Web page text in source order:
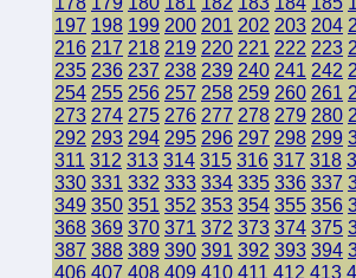
197 198 199 200 201 202 203 204
216 217 218 219 220 221 222 223
235 236 237 238 239 240 241 242
254 255 256 257 258 259 260 261
273 274 275 276 277 278 279 280
292 293 294 295 296 297 298 299
311 312 313 314 315 316 317 318
330 331 332 333 334 335 336 337
349 350 351 352 353 354 355 356
368 369 370 371 372 373 374 375
387 388 389 390 391 392 393 394
406 407 408 409 410 411 412 413